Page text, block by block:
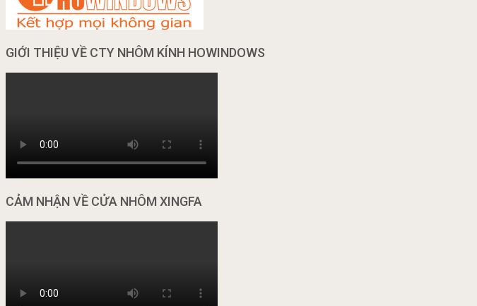
GIỚI THIỆU VỀ CTY NHÔM KÍNH HOWINDOWS
CẢM NHẬN VỀ CỬA NHÔM XINGFA